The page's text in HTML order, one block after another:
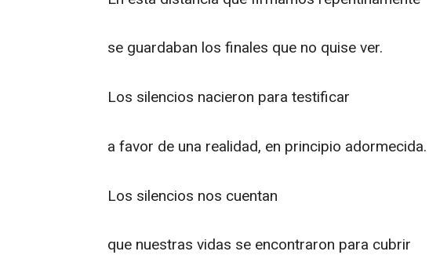
se guardaban los finales que no quise ver.
Los silencios nacieron para testificar
a favor de una realidad, en principio adormecida.
Los silencios nos cuentan
que nuestras vidas se encontraron para cubrir